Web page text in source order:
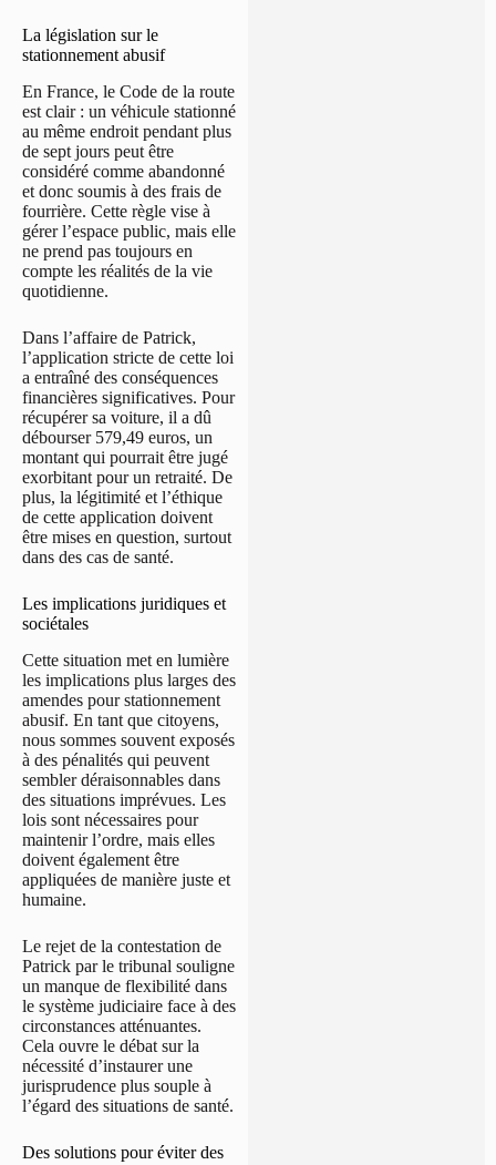
La législation sur le
stationnement abusif
En France, le Code de la route
est clair : un véhicule stationné
au même endroit pendant plus
de sept jours peut être
considéré comme abandonné
et donc soumis à des frais de
fourrière. Cette règle vise à
gérer l’espace public, mais elle
ne prend pas toujours en
compte les réalités de la vie
quotidienne.
Dans l’affaire de Patrick,
l’application stricte de cette loi
a entraîné des conséquences
financières significatives. Pour
récupérer sa voiture, il a dû
débourser 579,49 euros, un
montant qui pourrait être jugé
exorbitant pour un retraité. De
plus, la légitimité et l’éthique
de cette application doivent
être mises en question, surtout
dans des cas de santé.
Les implications juridiques et
sociétales
Cette situation met en lumière
les implications plus larges des
amendes pour stationnement
abusif. En tant que citoyens,
nous sommes souvent exposés
à des pénalités qui peuvent
sembler déraisonnables dans
des situations imprévues. Les
lois sont nécessaires pour
maintenir l’ordre, mais elles
doivent également être
appliquées de manière juste et
humaine.
Le rejet de la contestation de
Patrick par le tribunal souligne
un manque de flexibilité dans
le système judiciaire face à des
circonstances atténuantes.
Cela ouvre le débat sur la
nécessité d’instaurer une
jurisprudence plus souple à
l’égard des situations de santé.
Des solutions pour éviter des